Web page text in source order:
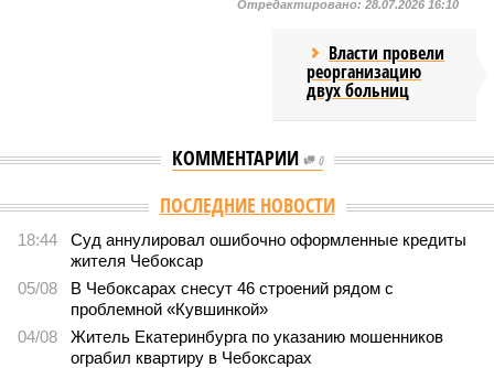
Отредактировано: 28.07.2026 16:10
Власти провели
реорганизацию
двух больниц
КОММЕНТАРИИ 0
ПОСЛЕДНИЕ НОВОСТИ
18:44
Суд аннулировал ошибочно оформленные кредиты
жителя Чебоксар
05/08
В Чебоксарах снесут 46 строений рядом с
проблемной «Кувшинкой»
04/08
Житель Екатеринбурга по указанию мошенников
ограбил квартиру в Чебоксарах